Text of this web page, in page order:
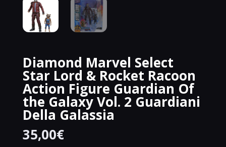
Diamond Marvel Select
Star Lord & Rocket Racoon
Action Figure Guardian Of
the Galaxy Vol. 2 Guardiani
Della Galassia
35,00€